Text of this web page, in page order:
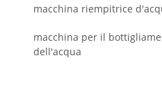
macchina riempitrice
macchina per il
dell'acqua